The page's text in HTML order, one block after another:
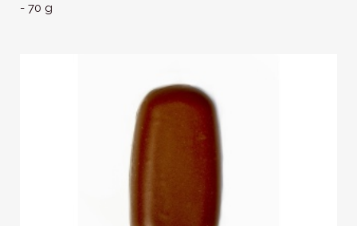
- 70 g